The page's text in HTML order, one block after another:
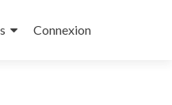
Connexion